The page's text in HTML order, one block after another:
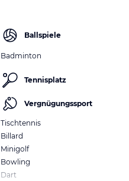
Ballspiele
Badminton
Tennisplatz
Vergnügungssport
Tischtennis
Billard
Minigolf
Bowling
Dart